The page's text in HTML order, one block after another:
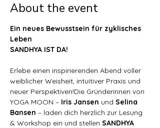
About the event
Ein neues Bewusstsein für zyklisches
Leben
SANDHYA IST DA!
Erlebe einen inspirierenden Abend voller
weiblicher Weisheit, intuitiver Praxis und
neuer Perspektiven!Die Gründerinnen von
YOGA MOON – Iris Jansen und Selina
Bansen – laden dich herzlich zur Lesung
& Workshop ein und stellen SANDHYA